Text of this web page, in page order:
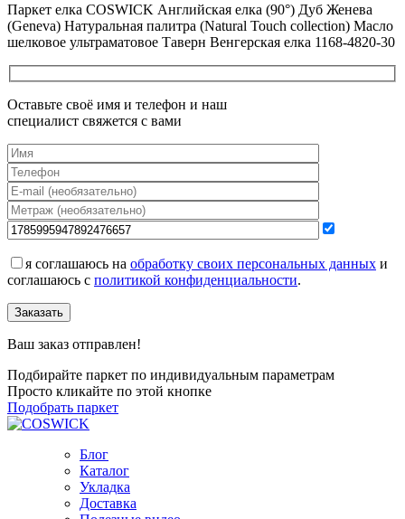
Паркет елка COSWICK Английская елка (90°) Дуб Женева
(Geneva) Натуральная палитра (Natural Touch collection) Масло
шелковое ультраматовое Таверн Венгерская елка 1168-4820-30
Оставьте своё имя и телефон и наш
специалист свяжется с вами
я соглашаюсь на обработку своих персональных данных и
соглашаюсь с политикой конфиденциальности.
Заказать
Ваш заказ отправлен!
Подбирайте паркет по индивидуальным параметрам
Просто кликайте по этой кнопке
Подобрать паркет
Блог
Каталог
Укладка
Доставка